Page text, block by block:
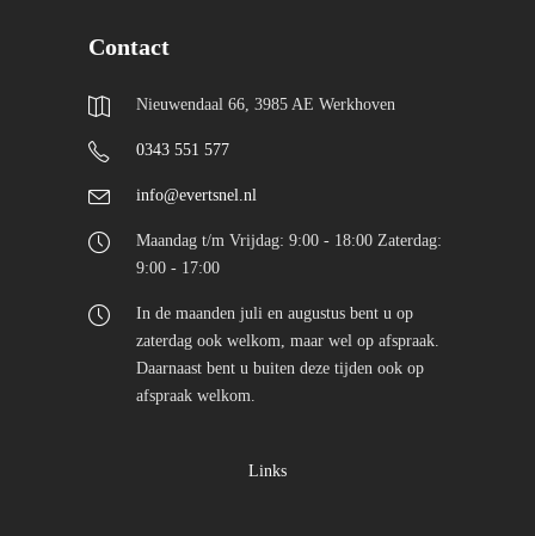
Contact
Nieuwendaal 66, 3985 AE Werkhoven
0343 551 577
info@evertsnel.nl
Maandag t/m Vrijdag: 9:00 - 18:00 Zaterdag:
9:00 - 17:00
In de maanden juli en augustus bent u op
zaterdag ook welkom, maar wel op afspraak.
Daarnaast bent u buiten deze tijden ook op
afspraak welkom.
Links